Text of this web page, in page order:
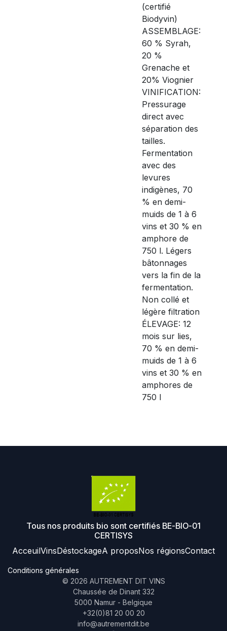
(certifié
Biodyvin)
ASSEMBLAGE:
60 % Syrah,
20 %
Grenache et
20% Viognier
VINIFICATION:
Pressurage
direct avec
séparation des
tailles.
Fermentation
avec des
levures
indigènes, 70
% en demi-
muids de 1 à 6
vins et 30 % en
amphore de
750 l. Légers
bâtonnages
vers la fin de la
fermentation.
Non collé et
légère filtration
ÉLEVAGE: 12
mois sur lies,
70 % en demi-
muids de 1 à 6
vins et 30 % en
amphores de
750 l
Tous nos produits bio sont certifiés BE-BIO-01
CERTISYS
AcceuilVinsDéstockageA proposNos régionsContact
Conditions générales
© 2026 AUTREMENT DIT VINS
Chaussée de Dinant 332
5000 Namur - Belgique
+32(0)81 20 00 20
info@autrementdit.be